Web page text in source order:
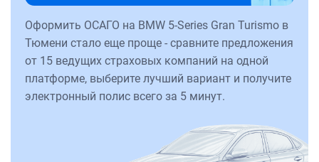
Оформить ОСАГО на BMW 5-Series Gran Turismo в
Тюмени стало еще проще - сравните предложения
от 15 ведущих страховых компаний на одной
платформе, выберите лучший вариант и получите
электронный полис всего за 5 минут.